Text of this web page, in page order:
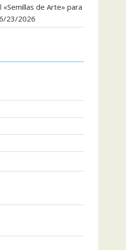
de Arte» para
23/2026